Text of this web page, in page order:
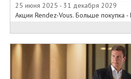
25 июня 2025 - 31 декабря 2029
Акции Rendez-Vous. Больше покупка